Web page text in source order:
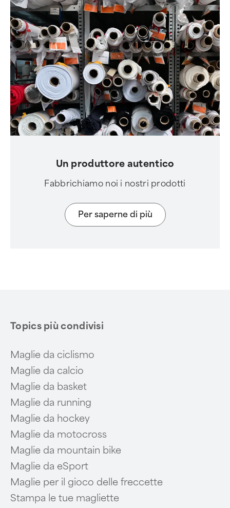
Un produttore autentico
Fabbrichiamo noi i nostri prodotti
Per saperne di più
Topics più condivisi
Maglie da ciclismo
Maglie da calcio
Maglie da basket
Maglie da running
Maglie da hockey
Maglie da motocross
Maglie da mountain bike
Maglie da eSport
Maglie per il gioco delle freccette
Stampa le tue magliette